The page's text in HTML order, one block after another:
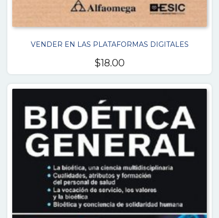
VENDER EN LAS PLATAFORMAS DIGITALES
$18.00